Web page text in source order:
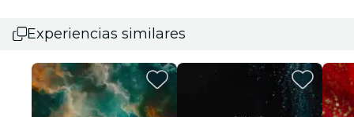
Experiencias similares